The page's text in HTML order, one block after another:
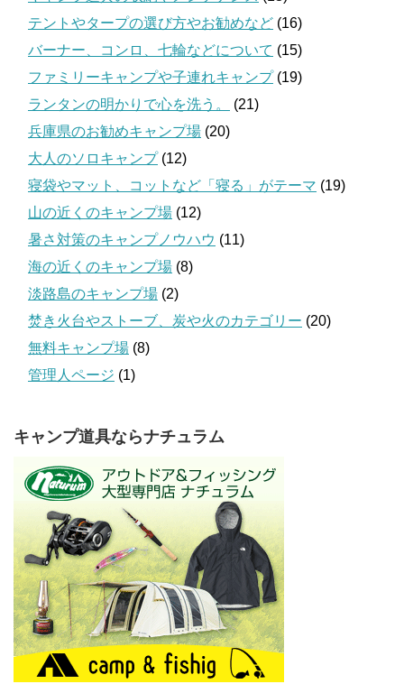
テントやタープの選び方やお勧めなど (16)
バーナー、コンロ、七輪などについて (15)
ファミリーキャンプや子連れキャンプ(19)
ランタンの明かりで心を洗う。
(21)
兵庫県のお勧めキャンプ場 (20)
大人のソロキャンプ(12)
寝袋やマット、コットなど「寝る」がテーマ (19)
山の近くのキャンプ場 (12)
暑さ対策のキャンプノウハウ (11)
海の近くのキャンプ場 (8)
淡路島のキャンプ場 (2)
焚き火台やストーブ、炭や火のカテゴリー (20)
無料キャンプ場 (8)
管理人ページ (1)
キャンプ道具ならナチュラム